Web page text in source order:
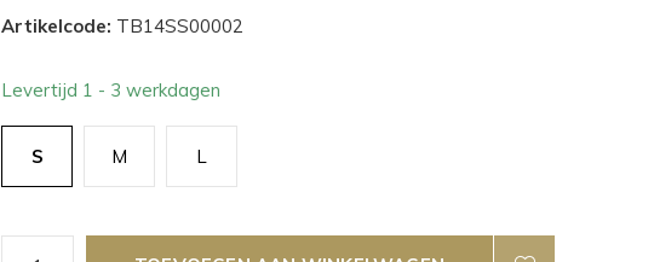
Artikelcode: TB14SS00002
Levertijd 1 - 3 werkdagen
S M L